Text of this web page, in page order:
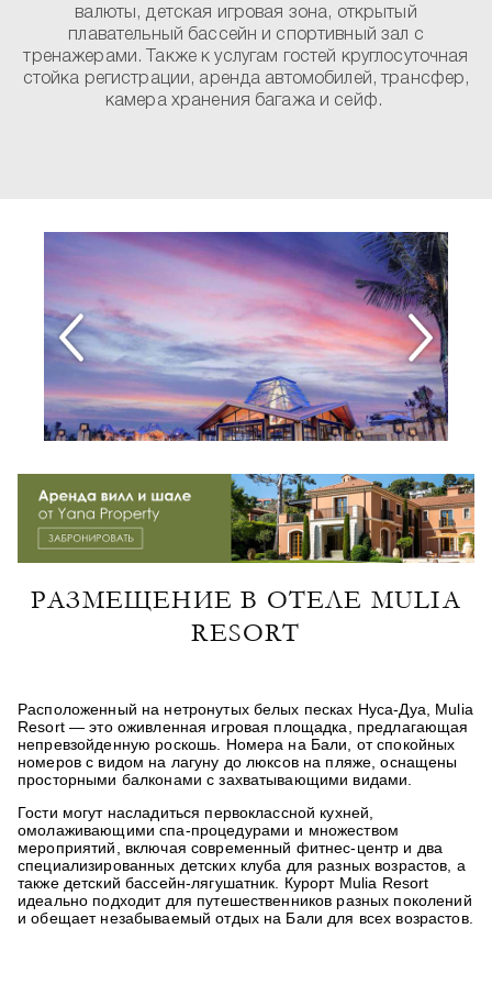
валюты, детская игровая зона, открытый
плавательный бассейн и спортивный зал с
тренажерами. Также к услугам гостей круглосуточная
стойка регистрации, аренда автомобилей, трансфер,
камера хранения багажа и сейф.
РАЗМЕЩЕНИЕ В ОТЕЛЕ MULIA
RESORT
Расположенный на нетронутых белых песках Нуса-Дуа, Mulia
Resort — это оживленная игровая площадка, предлагающая
непревзойденную роскошь. Номера на Бали, от спокойных
номеров с видом на лагуну до люксов на пляже, оснащены
просторными балконами с захватывающими видами.
Гости могут насладиться первоклассной кухней,
омолаживающими спа-процедурами и множеством
мероприятий, включая современный фитнес-центр и два
специализированных детских клуба для разных возрастов, а
также детский бассейн-лягушатник. Курорт Mulia Resort
идеально подходит для путешественников разных поколений
и обещает незабываемый отдых на Бали для всех возрастов.